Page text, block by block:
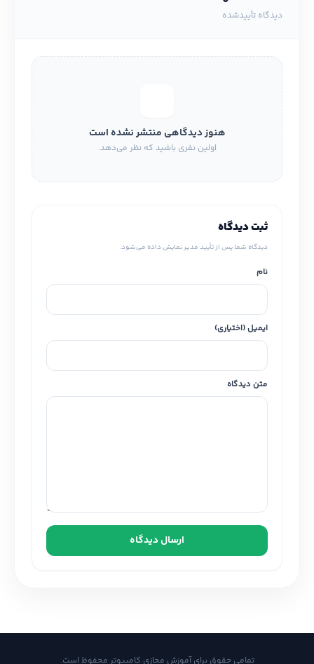
دیدگاه تأییدشده
هنوز دیدگاهی منتشر نشده است
اولین نفری باشید که نظر می‌دهد.
ثبت دیدگاه
دیدگاه شما پس از تأیید مدیر نمایش داده می‌شود.
نام
ایمیل (اختیاری)
متن دیدگاه
ارسال دیدگاه
تمامی حقوق برای آموزش مجازی کامپیوتر محفوظ است.